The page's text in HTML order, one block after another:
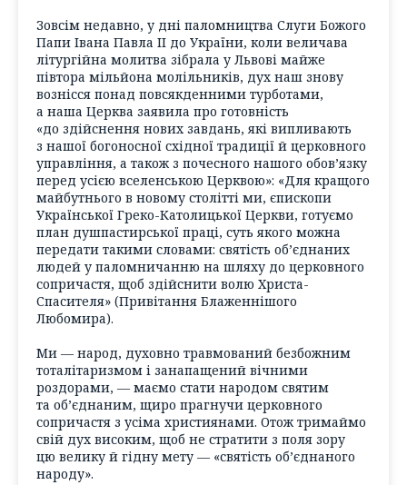
Зовсім недавно, у дні паломництва Слуги Божого
Папи Івана Павла ІІ до України, коли величава
літургійна молитва зібрала у Львові майже
півтора мільйона молільників, дух наш знову
вознісся понад повсякденними турботами,
а наша Церква заявила про готовність
«до здійснення нових завдань, які випливають
з нашої богоносної східної традиції й церковного
управління, а також з почесного нашого обов’язку
перед усією вселенською Церквою»: «Для кращого
майбутнього в новому столітті ми, єпископи
Української Греко-Католицької Церкви, готуємо
план душпастирської праці, суть якого можна
передати такими словами: святість об’єднаних
людей у паломничанню на шляху до церковного
сопричастя, щоб здійснити волю Христа-
Спасителя» (Привітання Блаженнішого
Любомира).
Ми — народ, духовно травмований безбожним
тоталітаризмом і занапащений вічними
роздорами, — маємо стати народом святим
та об’єднаним, щиро прагнучи церковного
сопричастя з усіма християнами. Отож тримаймо
свій дух високим, щоб не стратити з поля зору
цю велику й гідну мету — «святість об’єднаного
народу».